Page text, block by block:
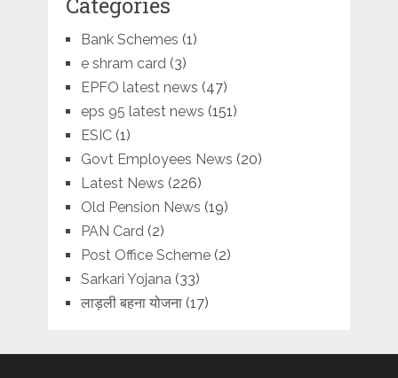
Bank Schemes (1)
e shram card(3)
EPFO latest news (47)
eps 95 latest news (151)
ESIC(1)
Govt Employees News (20)
Latest News (226)
Old Pension News (19)
PAN Card(2)
Post Office Scheme(2)
Sarkari Yojana(33)
लाड़ली बहना योजना(17)